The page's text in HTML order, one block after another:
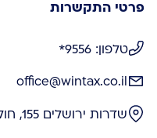
פרטי התקשרות
טלפון: 9556*
office@wintax.co.il
שדרות ירושלים 155, חולון